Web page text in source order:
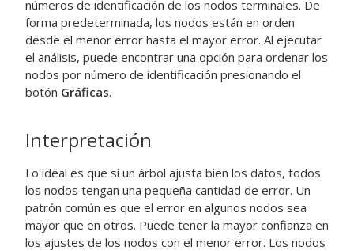
números de identificación de los nodos terminales. De
forma predeterminada, los nodos están en orden
desde el menor error hasta el mayor error. Al ejecutar
el análisis, puede encontrar una opción para ordenar los
nodos por número de identificación presionando el
botón Gráficas.
Interpretación
Lo ideal es que si un árbol ajusta bien los datos, todos
los nodos tengan una pequeña cantidad de error. Un
patrón común es que el error en algunos nodos sea
mayor que en otros. Puede tener la mayor confianza en
los ajustes de los nodos con el menor error. Los nodos